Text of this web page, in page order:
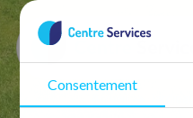
Consentement